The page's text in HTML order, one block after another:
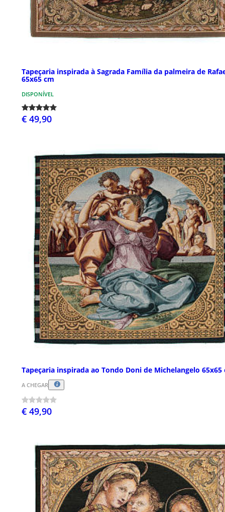
Tapeçaria inspirada à Sagrada Família da palmeira de
65x65 cm
DISPONÍVEL
€ 49,90
Tapeçaria inspirada ao Tondo Doni de Michelangelo 65x65
A CHEGAR
€ 49,90